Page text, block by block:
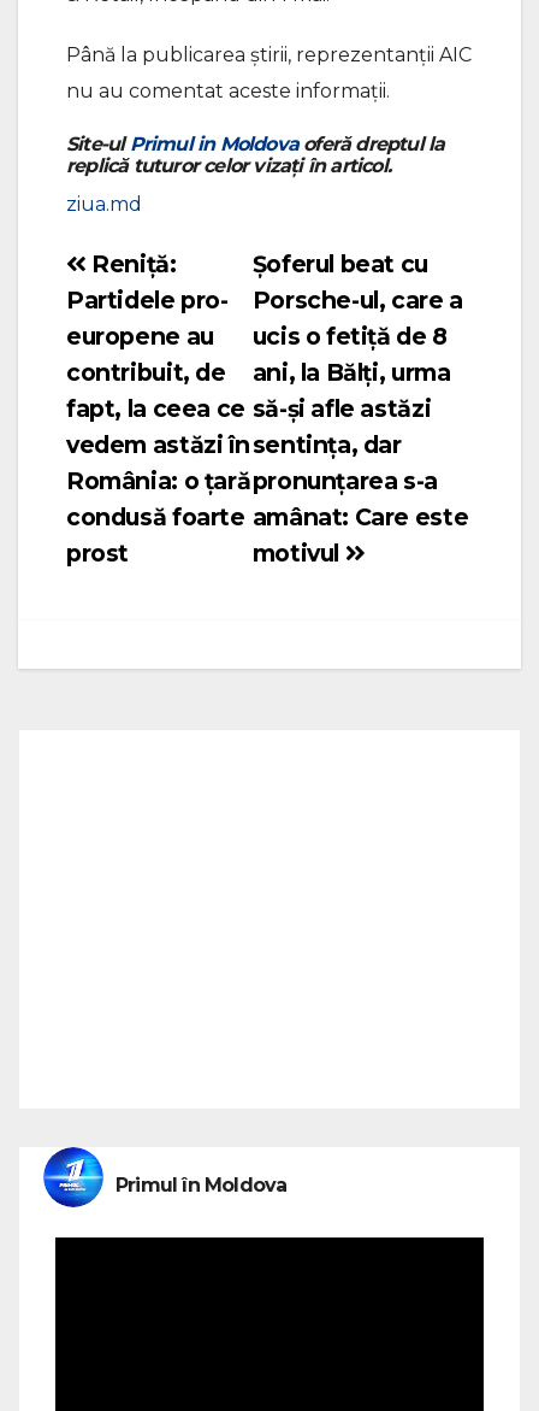
Până la publicarea știrii, reprezentanții AIC
nu au comentat aceste informații.
Site-ulPrimul in Moldovaoferă dreptul la
replică tuturor celor vizați în articol.
ziua.md
Navigare
în
articole
Șoferul beat cu
Porsche-ul, care a
ucis o fetiță de 8
ani, la Bălți, urma
să-și afle astăzi
sentința, dar
pronunțarea s-a
amânat: Care este
motivul
Reniță:
Partidele pro-
europene au
contribuit, de
fapt, la ceea ce
vedem astăzi în
România: o țară
condusă foarte
prost
Primul în Moldova